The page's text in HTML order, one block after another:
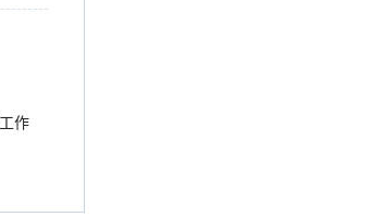
作